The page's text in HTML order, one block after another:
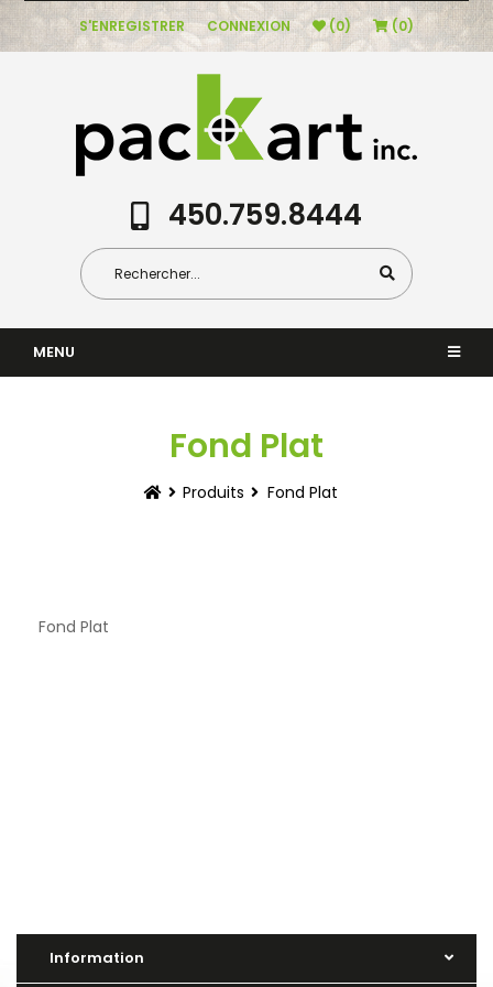
S'ENREGISTRER CONNEXION (0) (0)
450.759.8444
MENU
Fond Plat
Produits Fond Plat
Fond Plat
Information